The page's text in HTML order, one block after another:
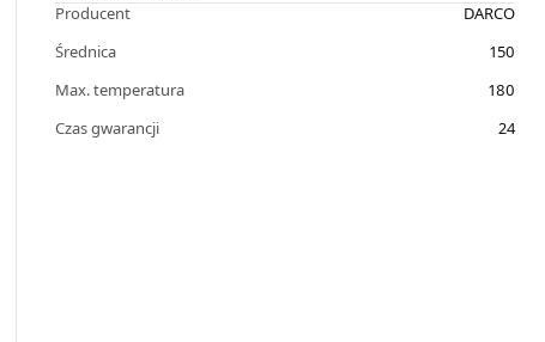
Producent
DARCO
Średnica
150
Max. temperatura
180
Czas gwarancji
24